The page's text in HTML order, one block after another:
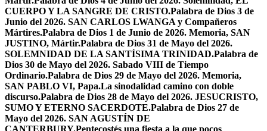
CUERPO Y LA SANGRE DE CRISTO.Palabra de Dios 3 de
Junio del 2026. SAN CARLOS LWANGA y Compañeros
Mártires.Palabra de Dios 1 de Junio de 2026. Memoria, SAN
JUSTINO, Mártir.Palabra de Dios 31 de Mayo del 2026.
SOLEMNIDAD DE LA SANTÍSIMA TRINIDAD.Palabra de
Dios 30 de Mayo del 2026. Sabado VIII de Tiempo
Ordinario.Palabra de Dios 29 de Mayo del 2026. Memoria,
SAN PABLO VI, Papa.La sinodalidad camino con doble
discurso.Palabra de Dios 28 de Mayo del 2026. JESUCRISTO,
SUMO Y ETERNO SACERDOTE.Palabra de Dios 27 de
Mayo del 2026. SAN AGUSTÍN DE
CANTERBURY.Pentecostés una fiesta a la que pocos